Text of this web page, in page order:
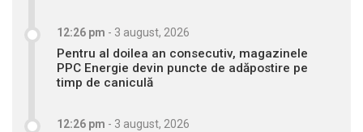
12:26 pm - 3 august, 2026
Pentru al doilea an consecutiv, magazinele
PPC Energie devin puncte de adăpostire pe
timp de caniculă
12:26 pm - 3 august, 2026